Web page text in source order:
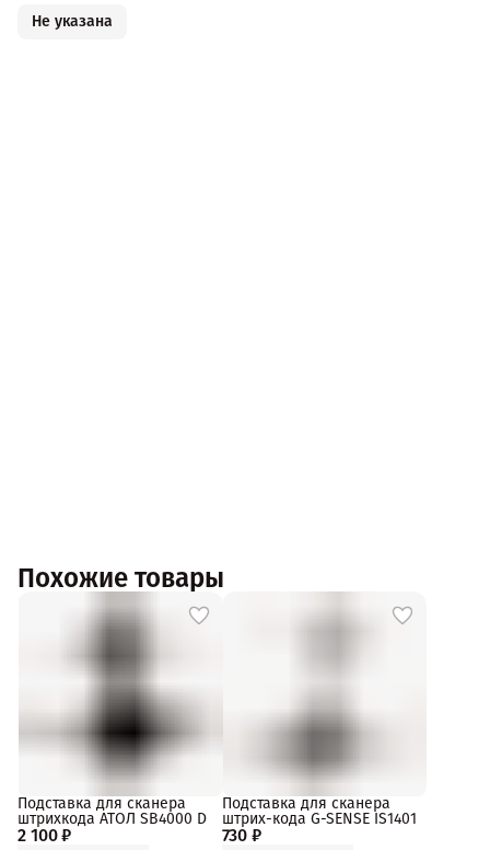
Не указана
Похожие товары
2 100 ₽
Подставка для сканера
штрихкода АТОЛ SB4000 D
730 ₽
Подставка для сканера
штрих-кода G-SENSE IS1401